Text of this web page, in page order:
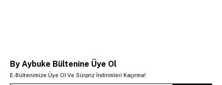
By Aybuke Bültenine Üye Ol
E-Bültenimize Üye Ol Ve Sürpriz İndirimleri Kaçırma!